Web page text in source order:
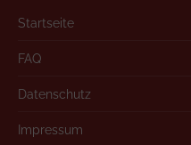
Startseite
FAQ
Datenschutz
Impressum